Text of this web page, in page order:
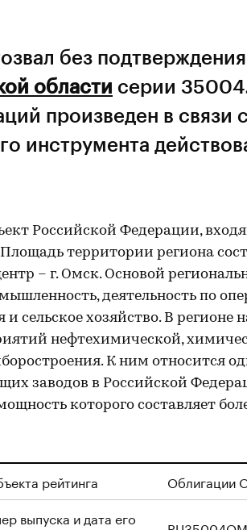
без подтверждения
области серии
произведен в
инструмента
Российской Федерации,
территории региона
– г. Омск. Основой
деятельность по
сельское хозяйство. В регионе
нефтехимической,
К ним относится
заводов в Российской
которого составляет
рейтинга
Облигации
выпуска и дата его